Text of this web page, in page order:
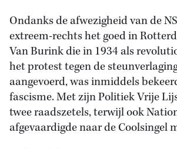
Ondanks de afwezigheid van de
extreem-rechts het goed in
Van Burink die in 1934 als
het protest tegen de
aangevoerd, was inmiddels
fascisme. Met zijn Politiek Vrije
twee raadszetels, terwijl ook
afgevaardigde naar de Coolsingel